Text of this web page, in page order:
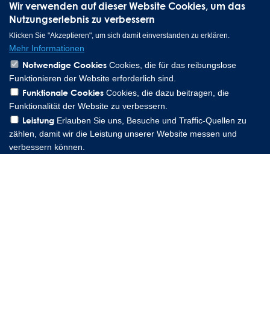
Lee Spring GmbH, Altenaer Straße 23, 58507 Lüdenscheid
Copyright © 2026 Lee Spring Company
Wir verwenden auf dieser Website Cookies, um das
Nutzungserlebnis zu verbessern
Klicken Sie "Akzeptieren", um sich damit einverstanden zu erklären.
Mehr Informationen
Notwendige Cookies Cookies, die für das reibungslose
Funktionieren der Website erforderlich sind.
Funktionale Cookies Cookies, die dazu beitragen, die
Funktionalität der Website zu verbessern.
Leistung Erlauben Sie uns, Besuche und Traffic-Quellen zu
zählen, damit wir die Leistung unserer Website messen und
verbessern können.